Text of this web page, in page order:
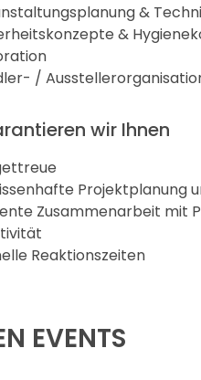
&
&
/
wir Ihnen
Projektplanung
Zusammenarbeit mit
Reaktionszeiten
EVENTS